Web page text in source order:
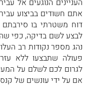
העניינים הנוגעים אל
אתם חשודים בביצוע
דוח משטרתי בו
לבצע לשם בדיקה, כפי
נהג מספר נקודות רב
פעולה שתבצעו ללא
לגרום לכם לשלם על
אם על ידי עונשים של